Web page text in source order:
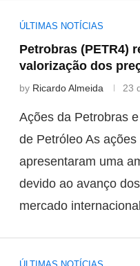
ÚLTIMAS NOTÍCIAS
Petrobras (PETR4)
valorização dos
by Ricardo Almeida 23
Ações da Petrobras
de Petróleo As
apresentaram uma
devido ao avanço
mercado